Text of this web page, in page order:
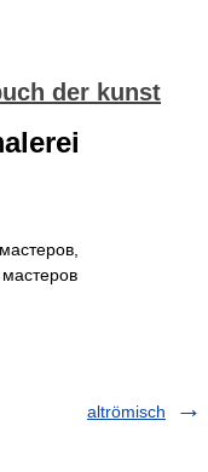
der kunst
altrömisch